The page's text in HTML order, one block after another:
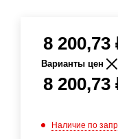
8 200,73
Варианты цен
8 200,73
Наличие по